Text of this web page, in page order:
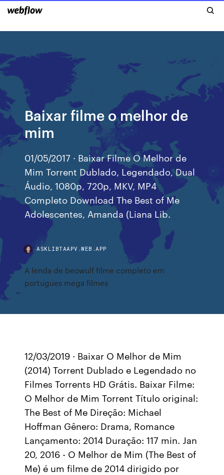
Baixar filme o melhor de
mim
01/05/2017 · Baixar Filme O Melhor de
Mim Torrent Dublado, Legendado, Dual
Áudio, 1080p, 720p, MKV, MP4
Completo Download The Best of Me
Adolescentes, Amanda (Liana Lib.
ASKLIBTAAPV.WEB.APP
A lenda de beowulf filme completo em
portugues mega filmes
12/03/2019 · Baixar O Melhor de Mim
(2014) Torrent Dublado e Legendado no
Filmes Torrents HD Grátis. Baixar Filme:
O Melhor de Mim Torrent Título original:
The Best of Me Direção: Michael
Hoffman Gênero: Drama, Romance
Lançamento: 2014 Duração: 117 min. Jan
20, 2016 - O Melhor de Mim (The Best of
Me) é um filme de 2014 dirigido por